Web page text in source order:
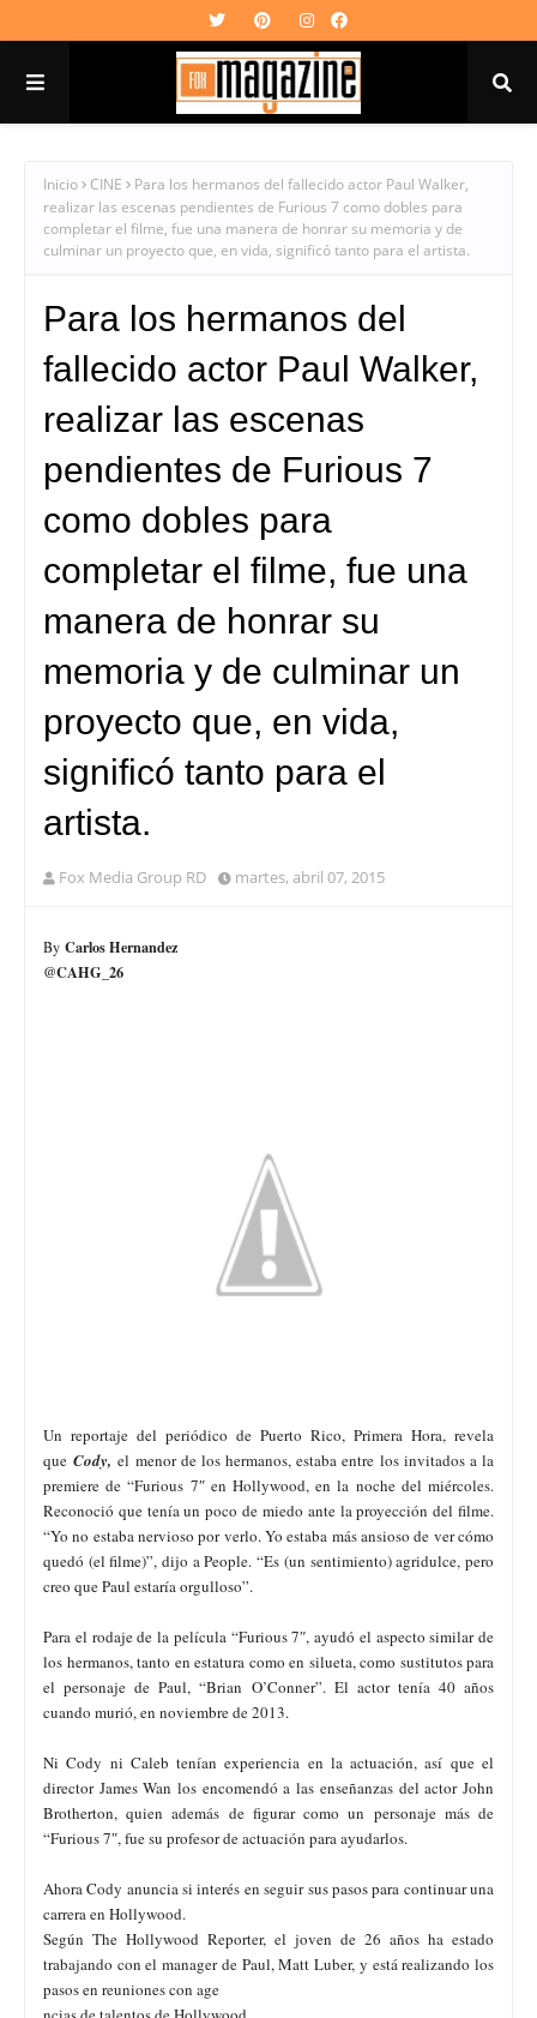
Inicio CINE
Para los hermanos del fallecido actor Paul Walker,
realizar las escenas pendientes de Furious 7 como dobles para
completar el filme, fue una manera de honrar su memoria y de
culminar un proyecto que, en vida, significó tanto para el artista.
Para los hermanos del
fallecido actor Paul Walker,
realizar las escenas
pendientes de Furious 7
como dobles para
completar el filme, fue una
manera de honrar su
memoria y de culminar un
proyecto que, en vida,
significó tanto para el
artista.
Fox Media Group RD martes, abril 07, 2015
By Carlos Hernandez
@CAHG_26
Un reportaje del periódico de Puerto Rico, Primera Hora, revela
queCody, el menor de los hermanos, estaba entre los invitados a la
premiere de “Furious 7″ en Hollywood, en la noche del miércoles.
Reconoció que tenía un poco de miedo ante la proyección del filme.
“Yo no estaba nervioso por verlo. Yo estaba más ansioso de ver cómo
quedó (el filme)”, dijo a People. “Es (un sentimiento) agridulce, pero
creo que Paul estaría orgulloso”.
Para el rodaje de la película “Furious 7″, ayudó el aspecto similar de
los hermanos, tanto en estatura como en silueta, como sustitutos para
el personaje de Paul, “Brian O’Conner”. El actor tenía 40 años
cuando murió, en noviembre de 2013.
Ni Cody ni Caleb tenían experiencia en la actuación, así que el
director James Wan los encomendó a las enseñanzas del actor John
Brotherton, quien además de figurar como un personaje más de
“Furious 7″, fue su profesor de actuación para ayudarlos.
Ahora Cody anuncia si interés en seguir sus pasos para continuar una
carrera en Hollywood.
Según The Hollywood Reporter, el joven de 26 años ha estado
trabajando con el manager de Paul, Matt Luber, y está realizando los
pasos en reuniones con age